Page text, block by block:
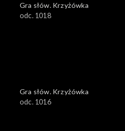
Gra słów. Krzyżówka
odc. 1018
Gra słów. Krzyżówka
odc. 1016